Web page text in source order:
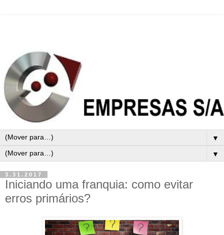
▼
▼
3.31.2017
Iniciando uma franquia: como evitar
erros primários?